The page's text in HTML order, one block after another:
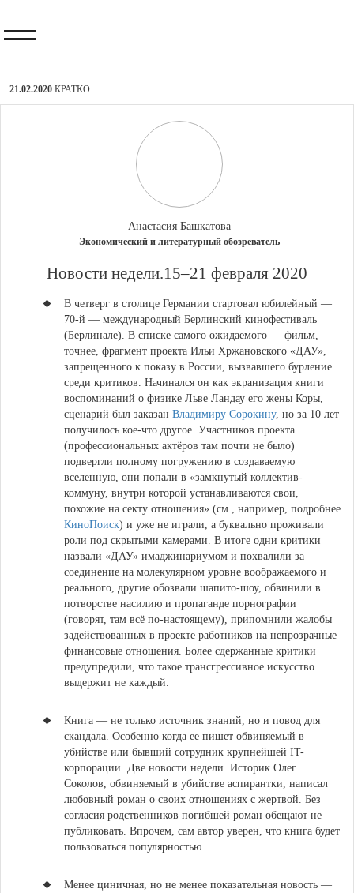
21.02.2020 КРАТКО
Анастасия Башкатова
Экономический и литературный обозреватель
​Новости недели.15–21 февраля 2020
В четверг в столице Германии стартовал юбилейный —
70-й — международный Берлинский кинофестиваль
(Берлинале). В списке самого ожидаемого — фильм,
точнее, фрагмент проекта Ильи Хржановского «ДАУ»,
запрещенного к показу в России, вызвавшего бурление
среди критиков. Начинался он как экранизация книги
воспоминаний о физике Льве Ландау его жены Коры,
сценарий был заказан Владимиру Сорокину, но за 10 лет
получилось кое-что другое. Участников проекта
(профессиональных актёров там почти не было)
подвергли полному погружению в создаваемую
вселенную, они попали в «замкнутый коллектив-
коммуну, внутри которой устанавливаются свои,
похожие на секту отношения» (см., например, подробнее
КиноПоиск) и уже не играли, а буквально проживали
роли под скрытыми камерами. В итоге одни критики
назвали «ДАУ» имаджинариумом и похвалили за
соединение на молекулярном уровне воображаемого и
реального, другие обозвали шапито-шоу, обвинили в
потворстве насилию и пропаганде порнографии
(говорят, там всё по-настоящему), припомнили жалобы
задействованных в проекте работников на непрозрачные
финансовые отношения. Более сдержанные критики
предупредили, что такое трансгрессивное искусство
выдержит не каждый.
Книга — не только источник знаний, но и повод для
скандала. Особенно когда ее пишет обвиняемый в
убийстве или бывший сотрудник крупнейшей IT-
корпорации. Две новости недели. Историк Олег
Соколов, обвиняемый в убийстве аспирантки, написал
любовный роман о своих отношениях с жертвой. Без
согласия родственников погибшей роман обещают не
публиковать. Впрочем, сам автор уверен, что книга будет
пользоваться популярностью.
Менее циничная, но не менее показательная новость —